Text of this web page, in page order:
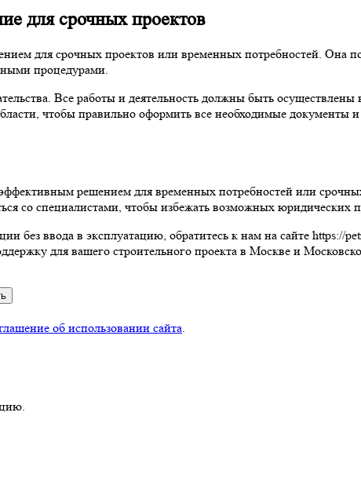
для срочных проектов
для срочных проектов или временных потребностей. Она
процедурами.
Все работы и деятельность должны быть
чтобы правильно оформить все необходимые документы и
решением для временных потребностей или
со специалистами, чтобы избежать возможных юридических
без ввода в эксплуатацию, обратитесь к нам на сайте https://
для вашего строительного проекта в Москве и
об использовании сайта.